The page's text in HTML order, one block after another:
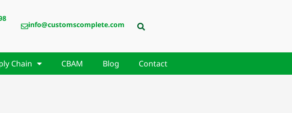
info@customscomplete.com
Chain CBAM Blog Contact